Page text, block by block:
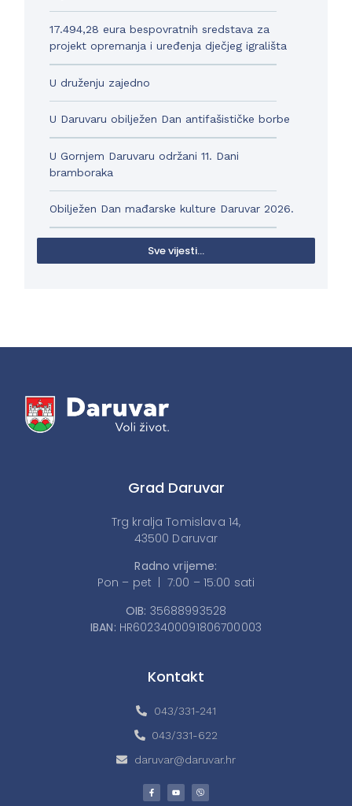
17.494,28 eura bespovratnih sredstava za
projekt opremanja i uređenja dječjeg igrališta
U druženju zajedno
U Daruvaru obilježen Dan antifašističke borbe
U Gornjem Daruvaru održani 11. Dani
bramboraka
Obilježen Dan mađarske kulture Daruvar 2026.
Sve vijesti...
Grad Daruvar
Trg kralja Tomislava 14,
43500 Daruvar
Radno vrijeme:
Pon – pet | 7:00 – 15:00 sati
OIB: 35688993528
IBAN: HR6023400091806700003
Kontakt
043/331-241
043/331-622
daruvar@daruvar.hr